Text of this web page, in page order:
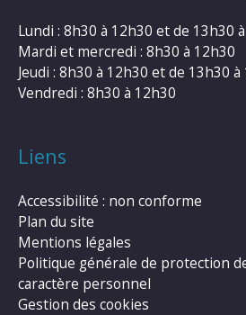
Lundi : 8h30 à 12h30 et de 13h30
Mardi et mercredi : 8h30 à 12h30
Jeudi : 8h30 à 12h30 et de 13h30 à
Vendredi : 8h30 à 12h30
Liens
Accessibilité : non conforme
Plan du site
Mentions légales
Politique générale de protection
caractère personnel
Gestion des cookies